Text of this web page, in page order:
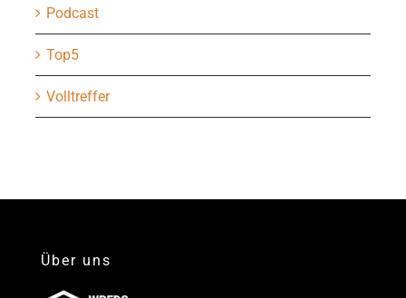
Podcast
Top5
Volltreffer
Über uns